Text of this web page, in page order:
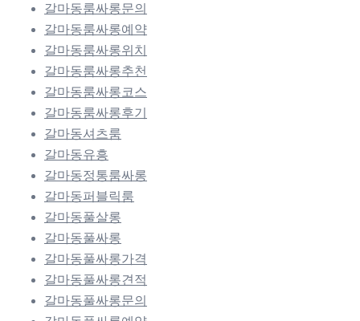
갈마동룸싸롱문의
갈마동룸싸롱예약
갈마동룸싸롱위치
갈마동룸싸롱추천
갈마동룸싸롱코스
갈마동룸싸롱후기
갈마동셔츠룸
갈마동유흥
갈마동정통룸싸롱
갈마동퍼블릭룸
갈마동풀살롱
갈마동풀싸롱
갈마동풀싸롱가격
갈마동풀싸롱견적
갈마동풀싸롱문의